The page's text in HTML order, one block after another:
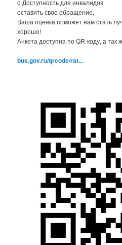
o Доступность для инвалидов
оставить свое обращение,
Ваша оценка поможет нам стать
хорошо!
Анкета доступна по QR-коду, а так
bus.gov.ru/qrcode/rat...